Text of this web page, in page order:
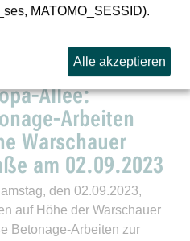
Allee:
Arbeiten
Warschauer
am 02.09.2023
den 02.09.2023,
auf Höhe der Warschauer
Betonage-Arbeiten zur
MATOMO_SESSID).
Alle akzeptieren